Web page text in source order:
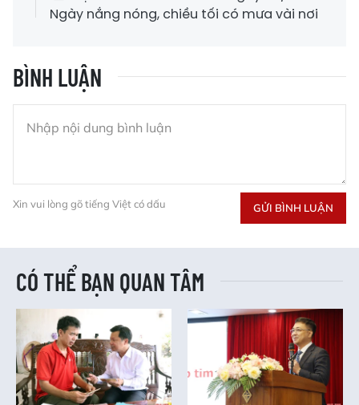
Ngày nắng nóng, chiều tối có mưa vài nơi
BÌNH LUẬN
Xin vui lòng gõ tiếng Việt có dấu GỬI BÌNH LUẬN
CÓ THỂ BẠN QUAN TÂM